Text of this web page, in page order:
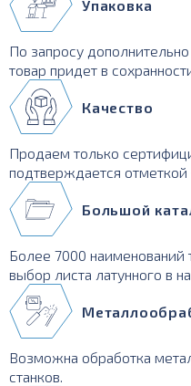
Упаковка
По запросу дополнительно
товар придет в
Качество
Продаем только
подтверждается отметкой
Большой
Более 7000 наименований
выбор листа латунного в
Возможна обработка
станков.